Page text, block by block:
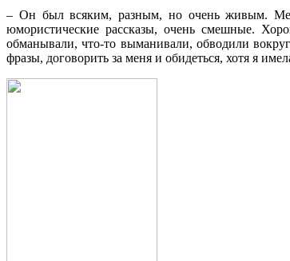
– Он был всяким, разным, но очень живым.
юмористические рассказы, очень смешные.
обманывали, что-то выманивали, обводили
фразы, договорить за меня и обидеться, хотя я